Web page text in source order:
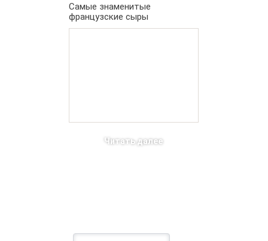
Самые знаменитые
французские сыры
Читать далее